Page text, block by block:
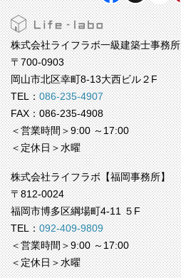
株式会社ライフラボ一級建築士事務所
〒700-0903
岡山市北区幸町8-13大西ビル２F
TEL：086-235-4907
FAX：086-235-4908
＜営業時間＞9:00 ～17:00
＜定休日＞水曜
株式会社ライフラボ【福岡事務所】
〒812-0024
福岡市博多区綱場町4-11 ５F
TEL：092-409-9809
＜営業時間＞9:00 ～17:00
＜定休日＞水曜